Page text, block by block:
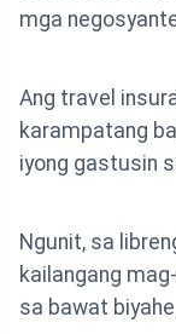
mga
Ang travel
karampatang
iyong gastusin
Ngunit, sa
kailangang
sa bawat